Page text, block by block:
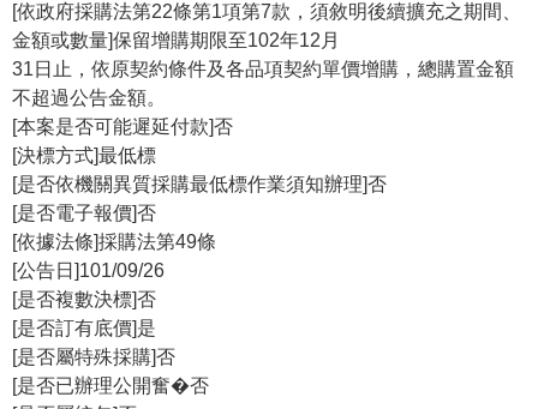
服
務
性
別
平
等
專
區
友
善
措
施
[依政府採購法第22條第1項第7款，須敘明後續擴充之期間、
金額或數量]保留增購期限至102年12月
31日止，依原契約條件及各品項契約單價增購，總購置金額
不超過公告金額。
[本案是否可能遲延付款]否
[決標方式]最低標
[是否依機關異質採購最低標作業須知辦理]否
[是否電子報價]否
[依據法條]採購法第49條
[公告日]101/09/26
[是否複數決標]否
[是否訂有底價]是
[是否屬特殊採購]否
[是否已辦理公開奮�否